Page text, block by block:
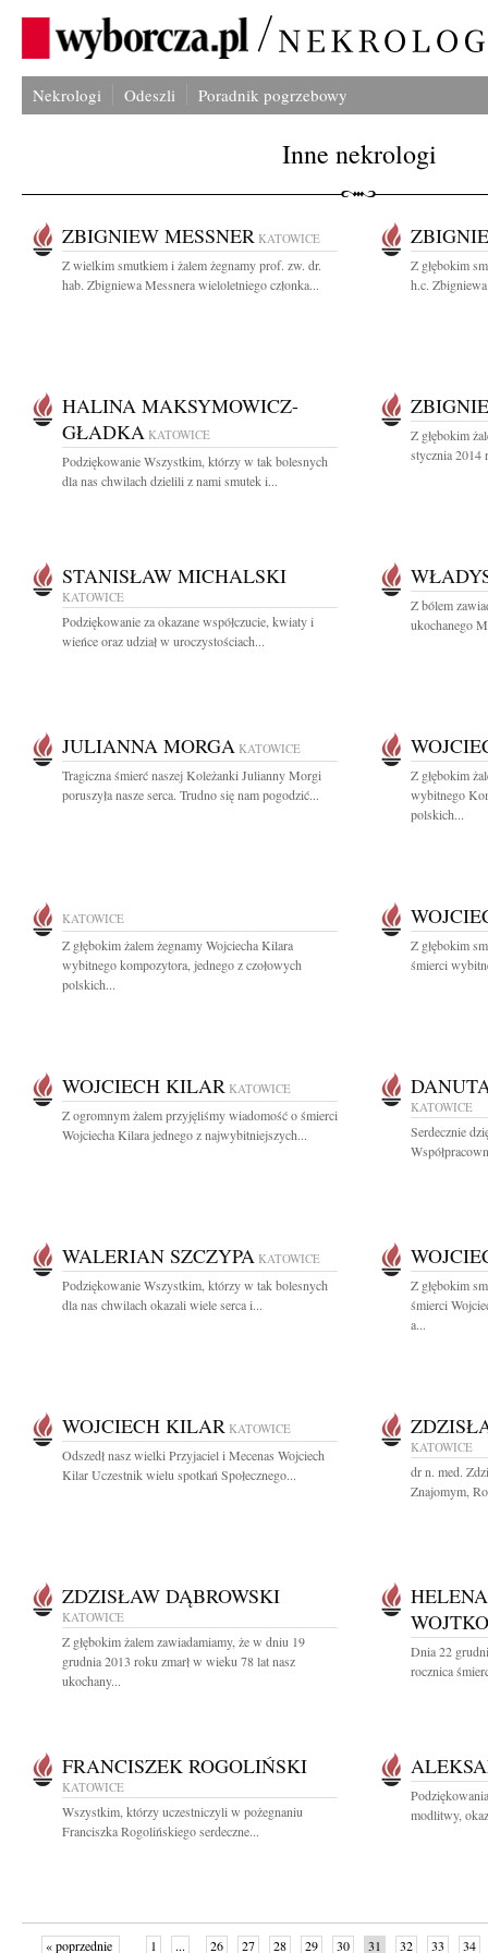
Nekrologi Odeszli Poradnik pogrzebowy
Inne nekrologi
ZBIGNIEW MESSNER KATOWICE
Z wielkim smutkiem i żalem żegnamy prof. zw. dr.
hab. Zbigniewa Messnera wieloletniego członka...
Z głębokim
h.c.
HALINA MAKSYMOWICZ-
GŁADKA KATOWICE
Podziękowanie Wszystkim, którzy w tak bolesnych
dla nas chwilach dzielili z nami smutek i...
Z głębokim
stycznia 2014
STANISŁAW MICHALSKI
KATOWICE
Podziękowanie za okazane współczucie, kwiaty i
wieńce oraz udział w uroczystościach...
Z bólem
ukochanego
JULIANNA MORGA KATOWICE
Tragiczna śmierć naszej Koleżanki Julianny Morgi
poruszyła nasze serca. Trudno się nam pogodzić...
Z głębokim
wybitnego
polskich...
KATOWICE
Z głębokim żalem żegnamy Wojciecha Kilara
wybitnego kompozytora, jednego z czołowych
polskich...
Z głębokim
śmierci
WOJCIECH KILAR KATOWICE
Z ogromnym żalem przyjęliśmy wiadomość o śmierci
Wojciecha Kilara jednego z najwybitniejszych...
KATOWICE
Serdecznie
WALERIAN SZCZYPA KATOWICE
Podziękowanie Wszystkim, którzy w tak bolesnych
dla nas chwilach okazali wiele serca i...
Z głębokim
śmierci
a...
WOJCIECH KILAR KATOWICE
Odszedł nasz wielki Przyjaciel i Mecenas Wojciech
Kilar Uczestnik wielu spotkań Społecznego...
KATOWICE
dr n. med.
Znajomym,
ZDZISŁAW DĄBROWSKI
KATOWICE
Z głębokim żalem zawiadamiamy, że w dniu 19
grudnia 2013 roku zmarł w wieku 78 lat nasz
ukochany...
Dnia 22
rocznica
FRANCISZEK ROGOLIŃSKI
KATOWICE
Wszystkim, którzy uczestniczyli w pożegnaniu
Franciszka Rogolińskiego serdeczne...
modlitwy,
« poprzednie 1 ... 26 27 28 29 30 31 32 33 34